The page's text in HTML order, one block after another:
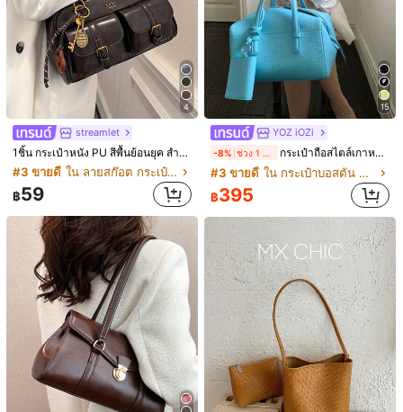
1/13
429
กระเป๋าสะพายข้างผู้หญิงแฟชั่นใหม่ สไตล์ลำลอง สีพื้น ผ้า PU
พร้อมจี้แขวน เชือกรูด หลายช่องเก็บของ ความจุขนาดใหญ่
ประเภทสไตล์
A
4
streamlet
1ชิ้น กระเป๋าหนัง PU สีพื้นย้อนยุค สำหรับผู้หญิง มีหลายช่อง ความจุขนาดใหญ่ มาพร้อมจี้เครื่องประดับถอดได้ (จี้เครื่องประดับอาจมีความแตกต่างเล็กน้อย)
#3 ขายดี
ใน ลายสก๊อต กระเป๋าสะพายผู้หญิง
฿59
15
YOZ iOZi
-8% กระเป๋าถือสไตล์เกาหลี สีน้ำเงินสดใส สำหรับฤดูร้อน ลำลองสำหรับเดินทางไปทำงานและช้อปปิ้ง กระเป๋าสะพายไหล่/ใต้แขน ทรงบอสตัน กระเป๋าหมอน อเนกประสงค์ สะพายข้างได้
#3 ขายดี
ใน กระเป๋าบอสตัน กระเป๋าสะพายผู้หญิง
฿395